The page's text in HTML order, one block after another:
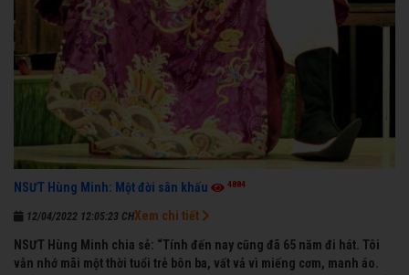
NSƯT Hùng Minh: Một đời sân khấu 4884
12/04/2022 12:05:23 CH
NSƯT Hùng Minh chia sẻ: “Tính đến nay cũng đã 65 năm đi hát. Tôi
vẫn nhớ mãi một thời tuổi trẻ bôn ba, vất vả vì miếng cơm, manh áo.
Xem chi tiết